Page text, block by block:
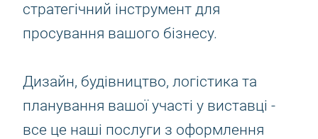
стратегічний інструмент для
просування вашого бізнесу.
Дизайн, будівництво, логістика та
планування вашої участі у виставці -
все це наші послуги з оформлення